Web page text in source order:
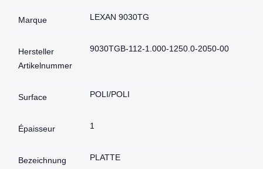
Marque LEXAN 9030TG
Hersteller
Artikelnummer
9030TGB-112-1.000-1250.0-2050-00
Surface POLI/POLI
Épaisseur 1
Bezeichnung PLATTE